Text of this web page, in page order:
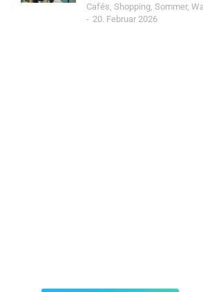
Cafés, Shopping, Sommer,
20. Februar 2026